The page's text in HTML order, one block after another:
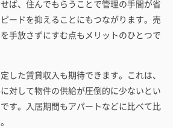
ば、住んでもらうことで管理の手間が省
ードを抑えることにもつながります。売
手放さずにすむ点もメリットのひとつで
した賃貸収入も期待できます。これは、
対して物件の供給が圧倒的に少ないとい
す。入居期間もアパートなどに比べて比